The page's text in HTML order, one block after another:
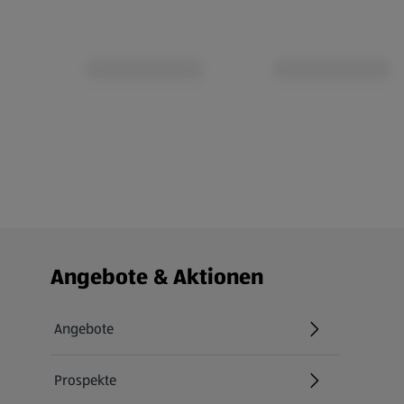
Fußzeilenmenü - weitere Links
Angebote & Aktionen
Angebote
Prospekte